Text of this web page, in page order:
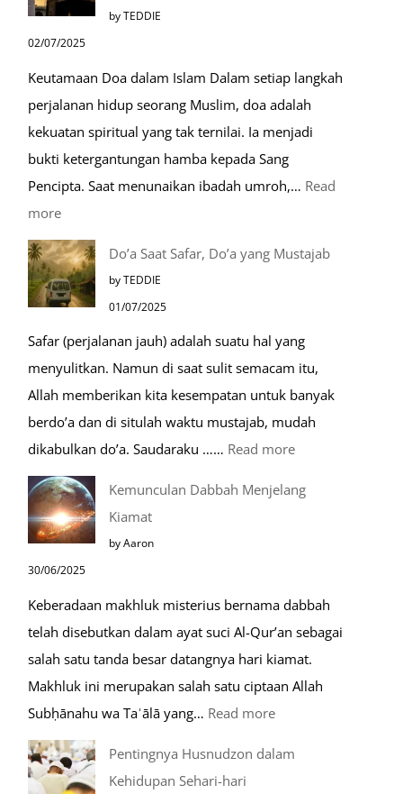
Paket
Umroh
Dengan
Kereta
Cepat
by TEDDIE
02/07/2025
Keutamaan Doa dalam Islam Dalam setiap langkah
perjalanan hidup seorang Muslim, doa adalah
kekuatan spiritual yang tak ternilai. Ia menjadi
bukti ketergantungan hamba kepada Sang
Pencipta. Saat menunaikan ibadah umroh,… Read
more:
Tempat-
Tempat
Mustajab
Berdoa
Saat
Umroh
Do’a Saat Safar, Do’a yang Mustajab
by TEDDIE
01/07/2025
Safar (perjalanan jauh) adalah suatu hal yang
menyulitkan. Namun di saat sulit semacam itu,
Allah memberikan kita kesempatan untuk banyak
berdo’a dan di situlah waktu mustajab, mudah
dikabulkan do’a. Saudaraku …… Read more:
Saat
Mustajab
Kemunculan Dabbah Menjelang
Kiamat
by Aaron
30/06/2025
Keberadaan makhluk misterius bernama dabbah
telah disebutkan dalam ayat suci Al-Qur’an sebagai
salah satu tanda besar datangnya hari kiamat.
Makhluk ini merupakan salah satu ciptaan Allah
Subḥānahu wa Taʿālā yang… Read more:
Pentingnya Husnudzon dalam
Kehidupan Sehari-hari